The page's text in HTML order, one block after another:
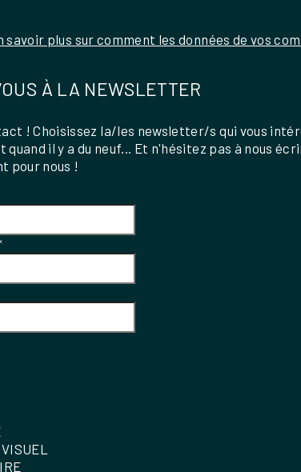
savoir plus sur comment les données de vos
À LA NEWSLETTER
! Choisissez la/les newsletter/s qui vous
quand il y a du neuf... Et n'hésitez pas à nous
pour nous !